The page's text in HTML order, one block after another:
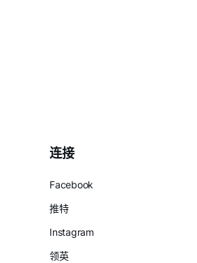
连接
Facebook
推特
Instagram
领英